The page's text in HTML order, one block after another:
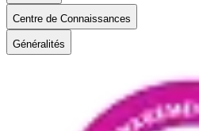
Centre de Connaissances
Généralités